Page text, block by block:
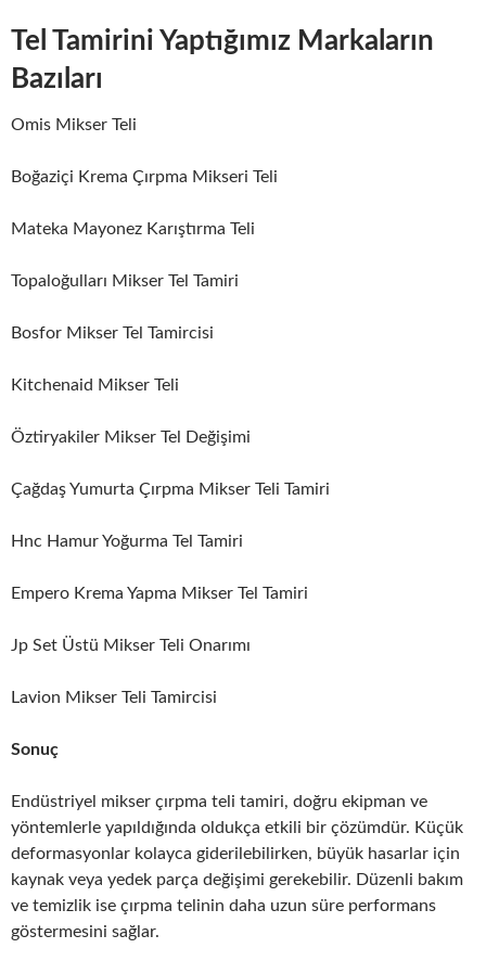
Tel Tamirini Yaptığımız Markaların
Bazıları
Omis Mikser Teli
Boğaziçi Krema Çırpma Mikseri Teli
Mateka Mayonez Karıştırma Teli
Topaloğulları Mikser Tel Tamiri
Bosfor Mikser Tel Tamircisi
Kitchenaid Mikser Teli
Öztiryakiler Mikser Tel Değişimi
Çağdaş Yumurta Çırpma Mikser Teli Tamiri
Hnc Hamur Yoğurma Tel Tamiri
Empero Krema Yapma Mikser Tel Tamiri
Jp Set Üstü Mikser Teli Onarımı
Lavion Mikser Teli Tamircisi
Sonuç
Endüstriyel mikser çırpma teli tamiri, doğru ekipman ve
yöntemlerle yapıldığında oldukça etkili bir çözümdür. Küçük
deformasyonlar kolayca giderilebilirken, büyük hasarlar için
kaynak veya yedek parça değişimi gerekebilir. Düzenli bakım
ve temizlik ise çırpma telinin daha uzun süre performans
göstermesini sağlar.